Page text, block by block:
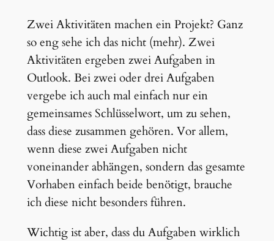
Zwei Aktivitäten machen ein Projekt? Ganz
so eng sehe ich das nicht (mehr). Zwei
Aktivitäten ergeben zwei Aufgaben in
Outlook. Bei zwei oder drei Aufgaben
vergebe ich auch mal einfach nur ein
gemeinsames Schlüsselwort, um zu sehen,
dass diese zusammen gehören. Vor allem,
wenn diese zwei Aufgaben nicht
voneinander abhängen, sondern das gesamte
Vorhaben einfach beide benötigt, brauche
ich diese nicht besonders führen.
Wichtig ist aber, dass du Aufgaben wirklich